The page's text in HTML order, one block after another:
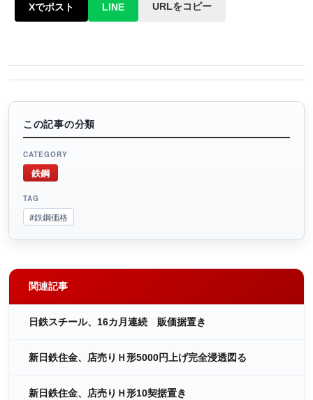
Xでポスト LINE URLをコピー
この記事の分類
CATEGORY
鉄鋼
TAG
#鉄鋼価格
関連記事
日鉄スチール、16カ月連続 販価据置き
新日鉄住金、店売りＨ形5000円上げ完全浸透図る
新日鉄住金、店売りＨ形10契据置き